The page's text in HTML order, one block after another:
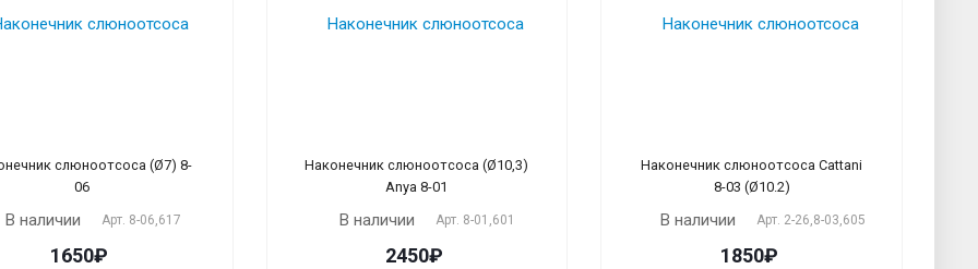
слюноотсоса (Ø7) 8-
06
В наличии Арт. 8-06,617
1650₽
Наконечник слюноотсоса (Ø10,3)
Anya 8-01
В наличии Арт. 8-01,601
2450₽
Наконечник слюноотсоса Cattani
8-03 (Ø10.2)
В наличии Арт. 2-26,8-03,605
1850₽